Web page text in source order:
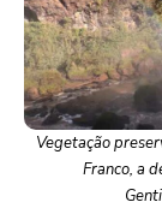
Vegetação
Franco, a